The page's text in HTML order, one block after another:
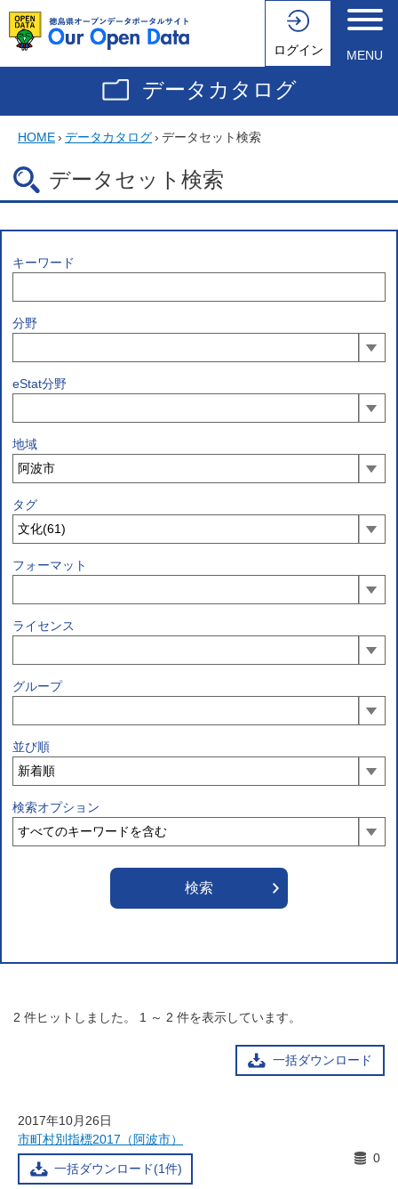
ログイン MENU
データカタログ
HOME› データカタログ› データセット検索
データセット検索
キーワード
分野
eStat分野
地域
タグ
フォーマット
ライセンス
グループ
並び順
検索オプション
2 件ヒットしました。 1 ～ 2 件を表示しています。
一括ダウンロード
2017年10月26日
市町村別指標2017（阿波市）
一括ダウンロード(1件)
0